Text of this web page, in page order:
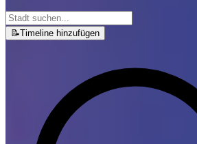
📝Timeline hinzufügen